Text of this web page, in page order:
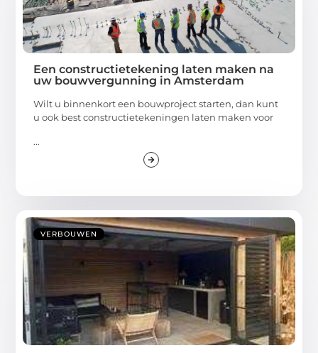
Een constructietekening laten maken na
uw bouwvergunning in Amsterdam
Wilt u binnenkort een bouwproject starten, dan kunt
u ook best constructietekeningen laten maken voor
...
VERBOUWEN